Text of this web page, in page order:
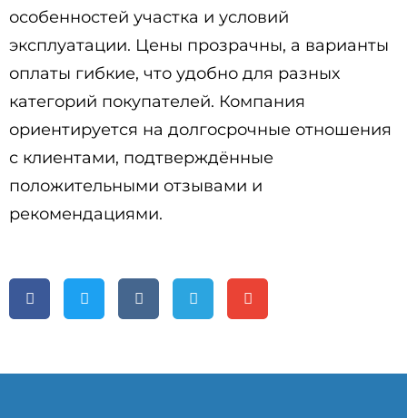
особенностей участка и условий
эксплуатации. Цены прозрачны, а варианты
оплаты гибкие, что удобно для разных
категорий покупателей. Компания
ориентируется на долгосрочные отношения
с клиентами, подтверждённые
положительными отзывами и
рекомендациями.